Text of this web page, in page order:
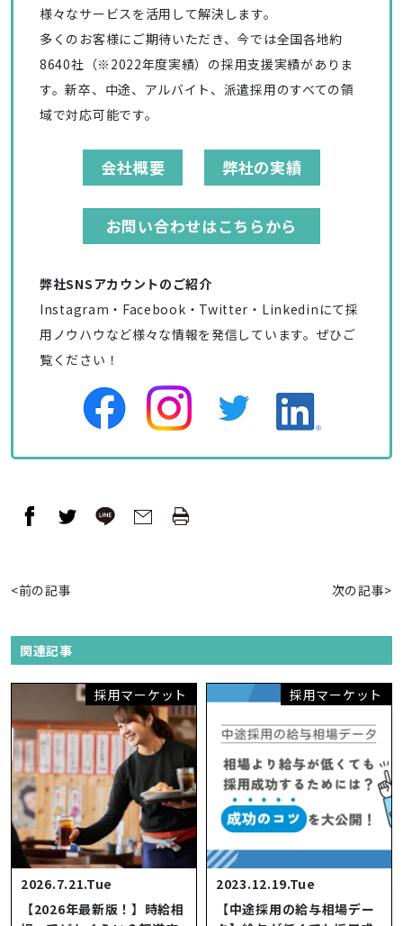
様々なサービスを活用して解決します。
多くのお客様にご期待いただき、今では全国各地約
8640社（※2022年度実績）の採用支援実績がありま
す。新卒、中途、アルバイト、派遣採用のすべての領
域で対応可能です。
会社概要 弊社の実績
お問い合わせはこちらから
弊社SNSアカウントのご紹介
Instagram・Facebook・Twitter・Linkedinにて採
用ノウハウなど様々な情報を発信しています。ぜひご
覧ください！
<前の記事 次の記事>
関連記事
採用マーケット
2026.7.21.Tue
【2026年最新版！】時給相
採用マーケット
2023.12.19.Tue
【中途採用の給与相場デー